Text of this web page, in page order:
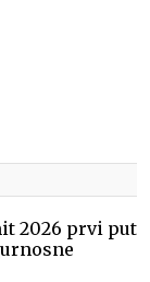
2026 prvi put